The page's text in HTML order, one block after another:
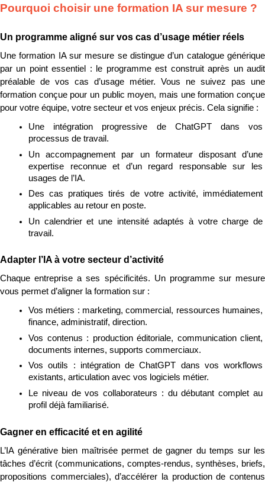
Pourquoi choisir une formation IA sur mesure ?
Un programme aligné sur vos cas d’usage métier réels
Une formation IA sur mesure se distingue d’un catalogue générique
par un point essentiel : le programme est construit après un audit
préalable de vos cas d’usage métier. Vous ne suivez pas une
formation conçue pour un public moyen, mais une formation conçue
pour votre équipe, votre secteur et vos enjeux précis. Cela signifie :
Une intégration progressive de ChatGPT dans vos
processus de travail.
Un accompagnement par un formateur disposant d’une
expertise reconnue et d’un regard responsable sur les
usages de l’IA.
Des cas pratiques tirés de votre activité, immédiatement
applicables au retour en poste.
Un calendrier et une intensité adaptés à votre charge de
travail.
Adapter l’IA à votre secteur d’activité
Chaque entreprise a ses spécificités. Un programme sur mesure
vous permet d’aligner la formation sur :
Vos métiers : marketing, commercial, ressources humaines,
finance, administratif, direction.
Vos contenus : production éditoriale, communication client,
documents internes, supports commerciaux.
Vos outils : intégration de ChatGPT dans vos workflows
existants, articulation avec vos logiciels métier.
Le niveau de vos collaborateurs : du débutant complet au
profil déjà familiarisé.
Gagner en efficacité et en agilité
L’IA générative bien maîtrisée permet de gagner du temps sur les
tâches d’écrit (communications, comptes-rendus, synthèses, briefs,
propositions commerciales), d’accélérer la production de contenus